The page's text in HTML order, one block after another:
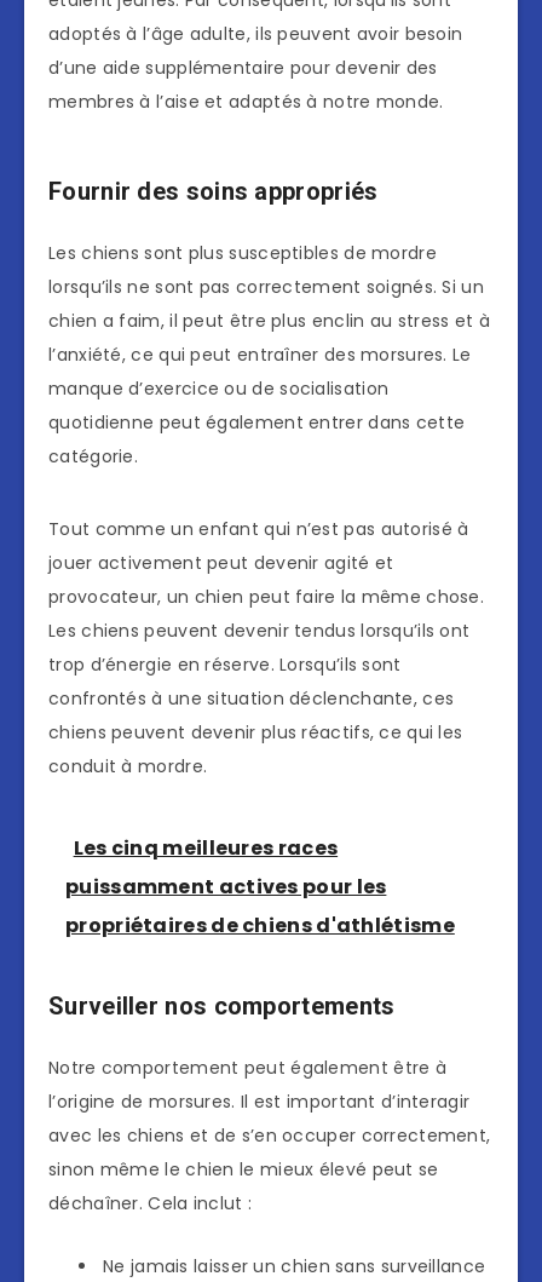
adoptés à l’âge adulte, ils peuvent avoir besoin
d’une aide supplémentaire pour devenir des
membres à l’aise et adaptés à notre monde.
Fournir des soins appropriés
Les chiens sont plus susceptibles de mordre
lorsqu’ils ne sont pas correctement soignés. Si un
chien a faim, il peut être plus enclin au stress et à
l’anxiété, ce qui peut entraîner des morsures. Le
manque d’exercice ou de socialisation
quotidienne peut également entrer dans cette
catégorie.
Tout comme un enfant qui n’est pas autorisé à
jouer activement peut devenir agité et
provocateur, un chien peut faire la même chose.
Les chiens peuvent devenir tendus lorsqu’ils ont
trop d’énergie en réserve. Lorsqu’ils sont
confrontés à une situation déclenchante, ces
chiens peuvent devenir plus réactifs, ce qui les
conduit à mordre.
Les cinq meilleures races
puissamment actives pour les
propriétaires de chiens d'athlétisme
Surveiller nos comportements
Notre comportement peut également être à
l’origine de morsures. Il est important d’interagir
avec les chiens et de s’en occuper correctement,
sinon même le chien le mieux élevé peut se
déchaîner. Cela inclut :
Ne jamais laisser un chien sans surveillance